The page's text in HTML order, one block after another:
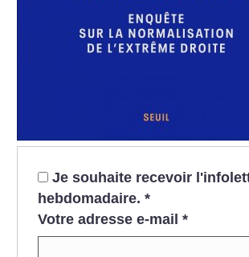
Je souhaite recevoir
hebdomadaire. *
Votre adresse e-mail *